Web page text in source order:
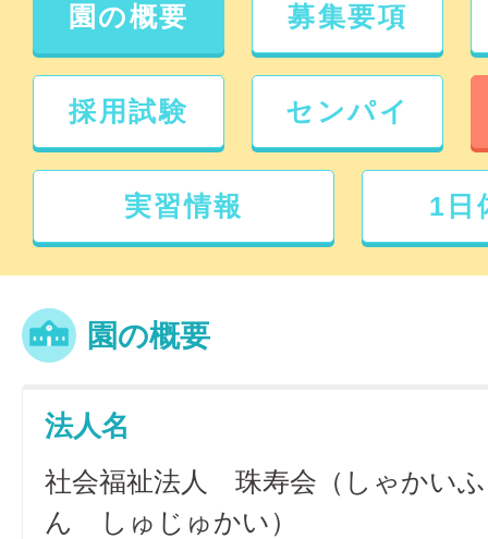
園の概要 募集要項
採用試験 センパイ
実習情報 1日
園の概要
法人名
社会福祉法人 珠寿会（しゃかい
ん しゅじゅかい）